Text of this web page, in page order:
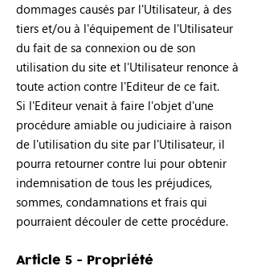
dommages causés par l'Utilisateur, à des
tiers et/ou à l'équipement de l'Utilisateur
du fait de sa connexion ou de son
utilisation du site et l'Utilisateur renonce à
toute action contre l'Editeur de ce fait.
Si l'Editeur venait à faire l'objet d'une
procédure amiable ou judiciaire à raison
de l'utilisation du site par l'Utilisateur, il
pourra retourner contre lui pour obtenir
indemnisation de tous les préjudices,
sommes, condamnations et frais qui
pourraient découler de cette procédure.
Article 5 - Propriété